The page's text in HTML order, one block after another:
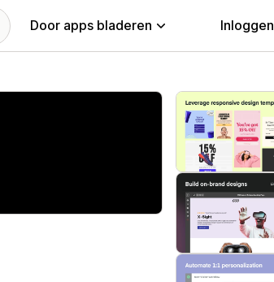
Door apps bladeren Inloggen